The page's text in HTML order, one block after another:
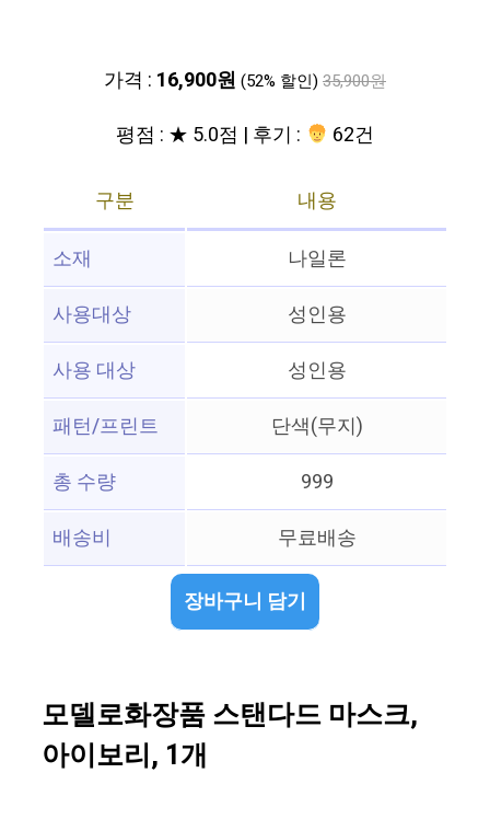
가격 : 16,900원 (52% 할인) 35,900원
평점 : ★ 5.0점 | 후기 : 62건
구분
내용
소재
나일론
사용대상
성인용
사용 대상
성인용
패턴/프린트
단색(무지)
총 수량
999
배송비
무료배송
장바구니 담기
모델로화장품 스탠다드 마스크,
아이보리, 1개